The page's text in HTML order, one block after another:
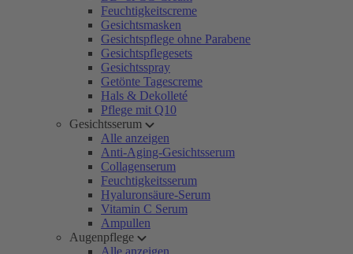
Feuchtigkeitscreme
Gesichtsmasken
Gesichtspflege ohne Parabene
Gesichtspflegesets
Gesichtsspray
Getönte Tagescreme
Hals & Dekolleté
Pflege mit Q10
Gesichtsserum
Alle anzeigen
Anti-Aging-Gesichtsserum
Collagenserum
Feuchtigkeitsserum
Hyaluronsäure-Serum
Vitamin C Serum
Ampullen
Augenpflege
Alle anzeigen